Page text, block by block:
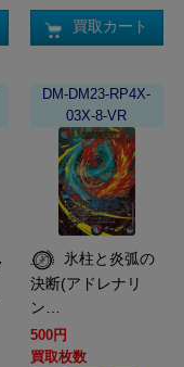
買取カート
DM-DM23-RP4X-
03X-8-VR
決断(アドレナリ
ン…
500円
買取枚数